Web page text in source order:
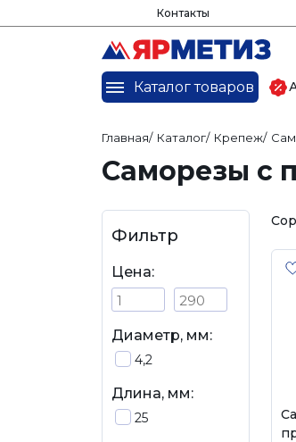
Контакты
Каталог товаров
Главная/ Каталог/ Крепеж/
Саморезы с
Фильтр
Цена:
Диаметр, мм:
4,2
Длина, мм:
25